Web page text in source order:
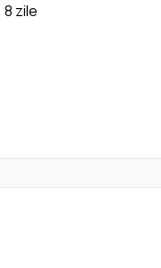
8 zile